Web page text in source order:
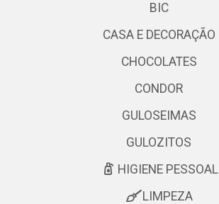
BIC
CASA E DECORAÇÃO
CHOCOLATES
CONDOR
GULOSEIMAS
GULOZITOS
HIGIENE PESSOAL
LIMPEZA